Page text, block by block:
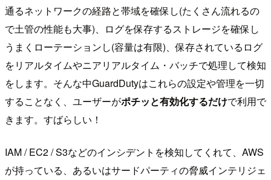
通るネットワークの経路と帯域を確保し(たくさん流れるの
で土管の性能も大事)、ログを保存するストレージを確保し
うまくローテーションし(容量は有限)、保存されているログ
をリアルタイムやニアリアルタイム・バッチで処理して検知
をします。そんな中GuardDutyはこれらの設定や管理を一切
することなく、ユーザーがポチッと有効化するだけで利用で
きます。すばらしい！
IAM / EC2 / S3などのインシデントを検知してくれて、AWS
が持っている、あるいはサードパーティの脅威インテリジェ